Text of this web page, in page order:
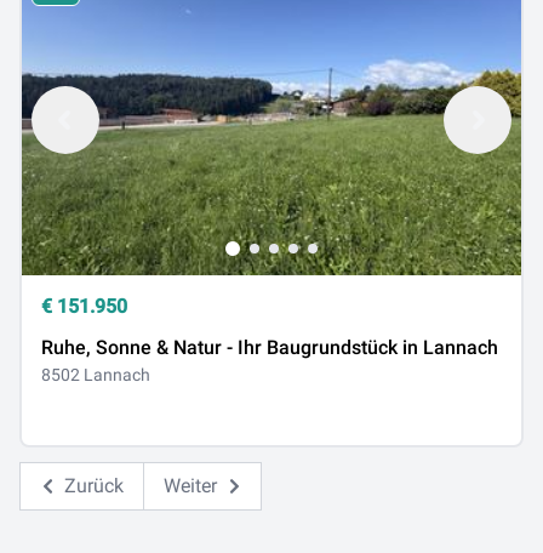
€ 151.950
Ruhe, Sonne & Natur - Ihr Baugrundstück in Lannach
8502 Lannach
Zurück Weiter